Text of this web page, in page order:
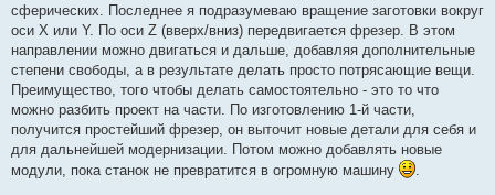
сферических. Последнее я подразумеваю вращение заготовки вокруг
оси X или Y. По оси Z (вверх/вниз) передвигается фрезер. В этом
направлении можно двигаться и дальше, добавляя дополнительные
степени свободы, а в результате делать просто потрясающие вещи.
Преимущество, того чтобы делать самостоятельно - это то что
можно разбить проект на части. По изготовлению 1-й части,
получится простейший фрезер, он выточит новые детали для себя и
для дальнейшей модернизации. Потом можно добавлять новые
модули, пока станок не превратится в огромную машину